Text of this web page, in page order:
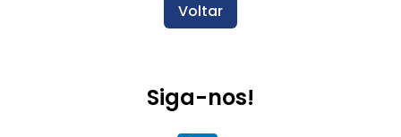
Voltar
Siga-nos!